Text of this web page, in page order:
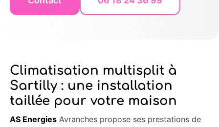
Climatisation multisplit à
Sartilly : une installation
taillée pour votre maison
AS Energies Avranches propose ses prestations de